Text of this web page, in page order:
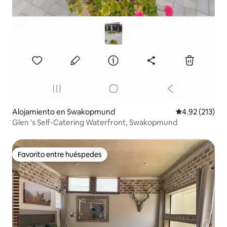
Alojamiento en Swakopmund Calificación
4.92 (213)
Glen 's Self-Catering Waterfront, Swakopmund
Favorito entre huéspedes
Favorito entre huéspedes